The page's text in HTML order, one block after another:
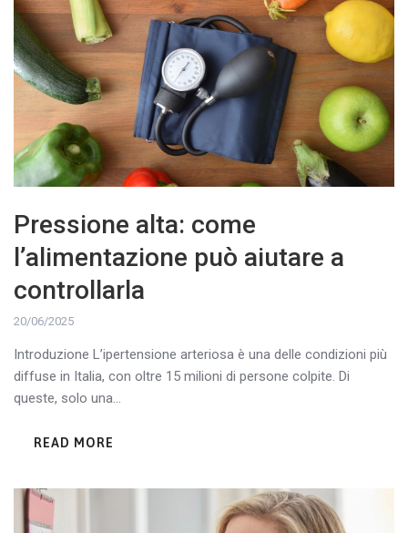
Pressione alta: come
l’alimentazione può aiutare a
controllarla
20/06/2025
Introduzione L’ipertensione arteriosa è una delle condizioni più
diffuse in Italia, con oltre 15 milioni di persone colpite. Di
queste, solo una...
READ MORE